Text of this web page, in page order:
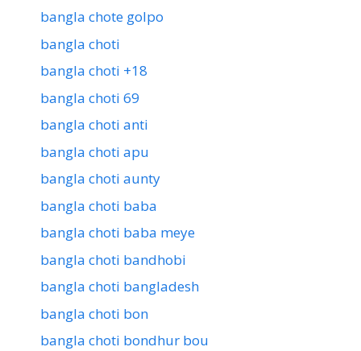
bangla chote golpo
bangla choti
bangla choti +18
bangla choti 69
bangla choti anti
bangla choti apu
bangla choti aunty
bangla choti baba
bangla choti baba meye
bangla choti bandhobi
bangla choti bangladesh
bangla choti bon
bangla choti bondhur bou